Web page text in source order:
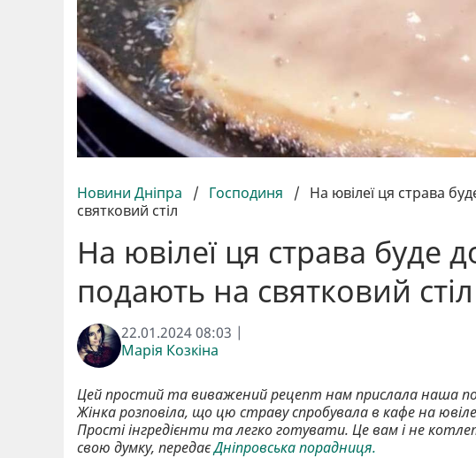
Новини Дніпра / Господиня / На ювілеї ця страва
святковий стіл
На ювілеї ця страва буде
подають на святковий стіл
22.01.2024 08:03 |
Марія Козкіна
Цей простий та виважений рецепт нам прислала наша
Жінка розповіла, що цю страву спробувала в кафе на
Прості інгредієнти та легко готувати. Це вам і не
свою думку, передаєДніпровська порадниця.